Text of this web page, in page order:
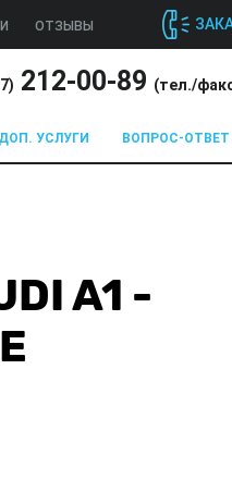
ОТЗЫВЫ
) 212-00-89 (тел./
ДОП. УСЛУГИ ВОПРОС-ОТВЕТ
A1 -